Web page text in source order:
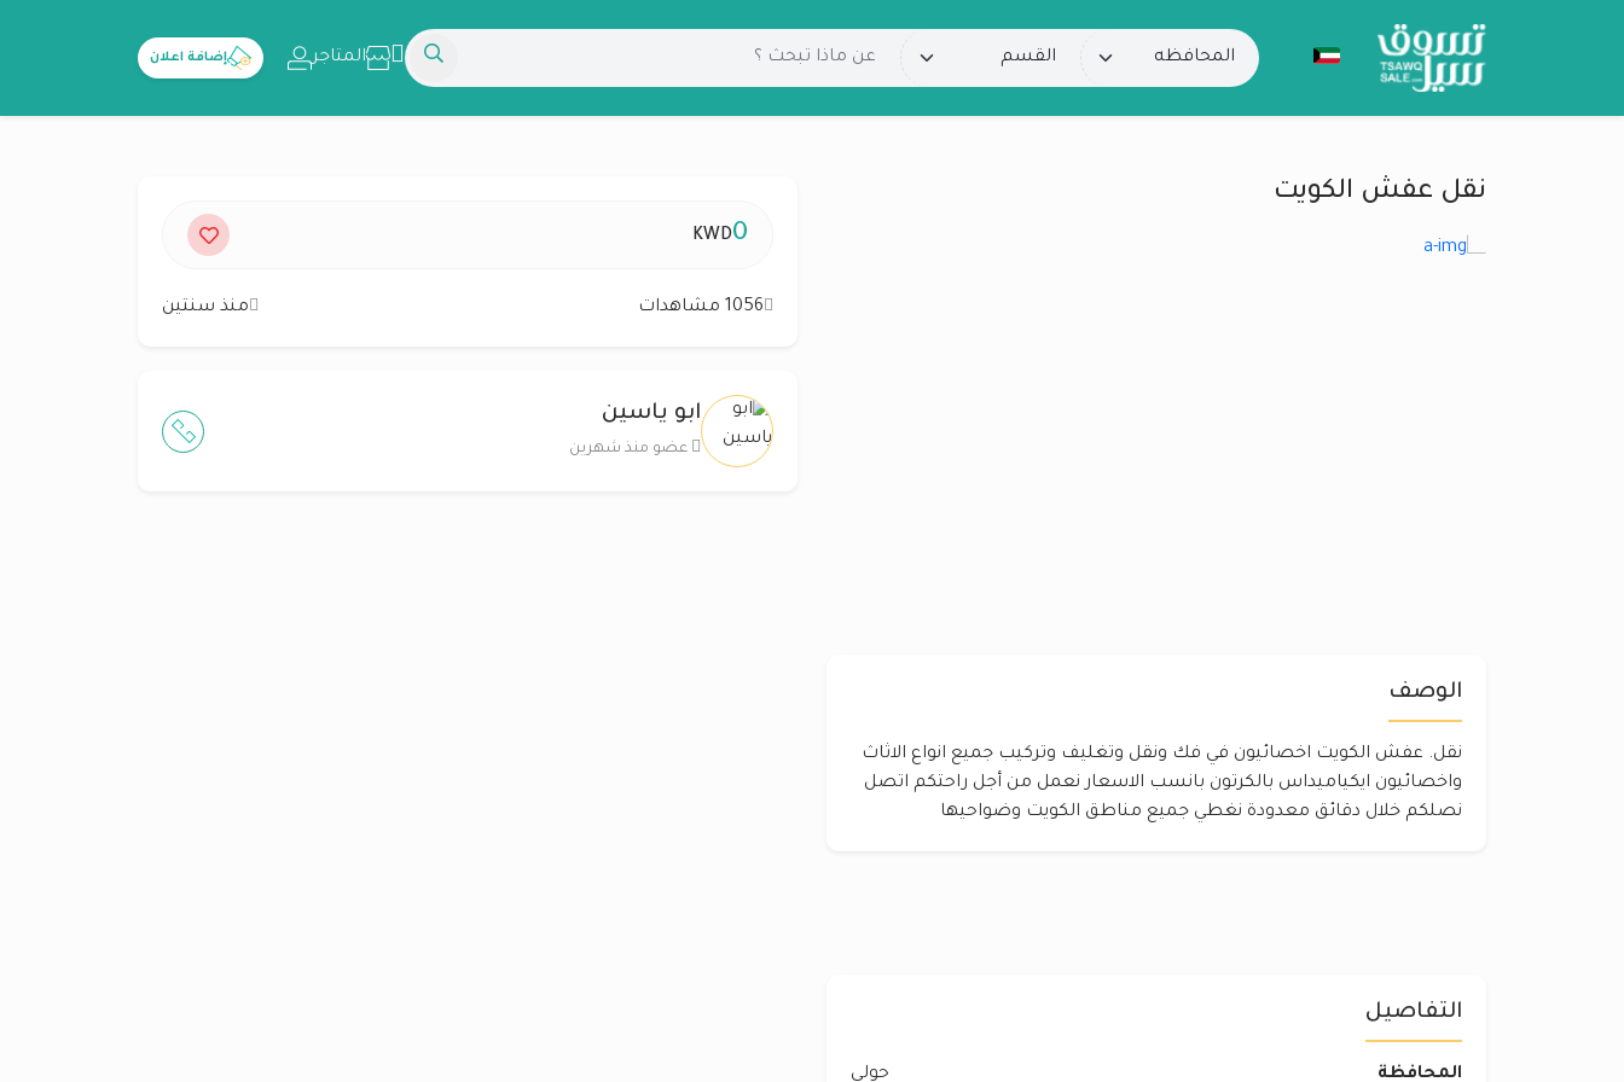
المتاجر إضافة اعلان
نقل عفش الكويت
الوصف
نقل. عفش الكويت اخصائيون في فك ونقل وتغليف وتركيب جميع انواع الاثاث
واخصائيون ايكياميداس بالكرتون بانسب الاسعار نعمل من أجل راحتكم اتصل
نصلكم خلال دقائق معدودة نغطي جميع مناطق الكويت وضواحيها
0
KWD
1056 مشاهدات منذ سنتين
ابو ياسين
عضو منذ شهرين
التفاصيل
المحافظة حولي